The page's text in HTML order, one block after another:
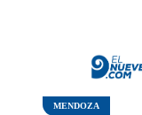
MENDOZA